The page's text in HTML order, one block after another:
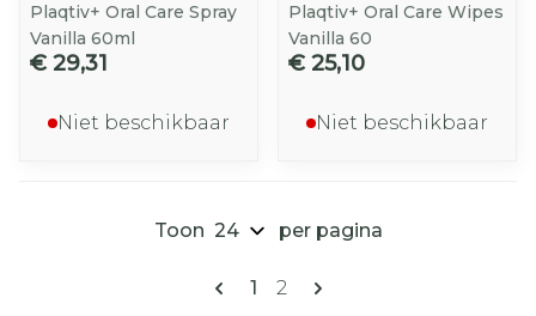
Plaqtiv+ Oral Care Spray
Vanilla 60ml
€ 29,31
Niet beschikbaar
Plaqtiv+ Oral Care Wipes
Vanilla 60
€ 25,10
Niet beschikbaar
Pagina's
U lees momenteel pagina
1 Pagina
2
Toon per pagina